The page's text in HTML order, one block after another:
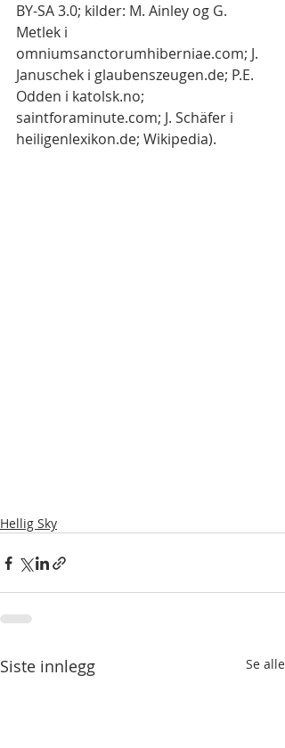
BY-SA 3.0; kilder: M. Ainley og G.
Metlek i
omniumsanctorumhiberniae.com; J.
Januschek i glaubenszeugen.de; P.E.
Odden i katolsk.no;
saintforaminute.com; J. Schäfer i
heiligenlexikon.de; Wikipedia).
Hellig Sky
Siste innlegg Se alle